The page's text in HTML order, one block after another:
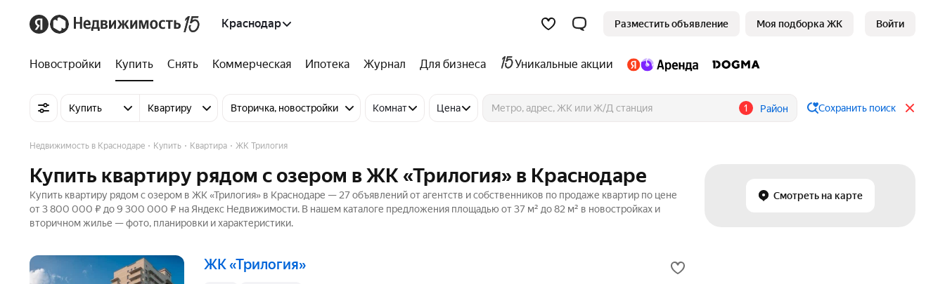
Краснодар Разместить объявление Моя подборка ЖК Войти
Новостройки Купить Снять Коммерческая Ипотека Журнал Для бизнеса Уникальные акции
Купить Квартиру Вторичка, новостройки Комнат Цена 1 Район Сохранить поиск
Смотреть на карте
Недвижимость в Краснодаре Купить Квартира ЖК Трилогия
Купить квартиру рядом с озером в ЖК «Трилогия» в Краснодаре
Купить квартиру рядом с озером в ЖК «Трилогия» в Краснодаре — 27 объявлений от агентств и собственников по продаже квартир по цене
от 3 800 000 ₽ до 9 300 000 ₽ на Яндекс Недвижимости. В нашем каталоге предложения площадью от 37 м² до 82 м² в новостройках и
вторичном жилье — фото, планировки и характеристики.
ЖК «Трилогия»